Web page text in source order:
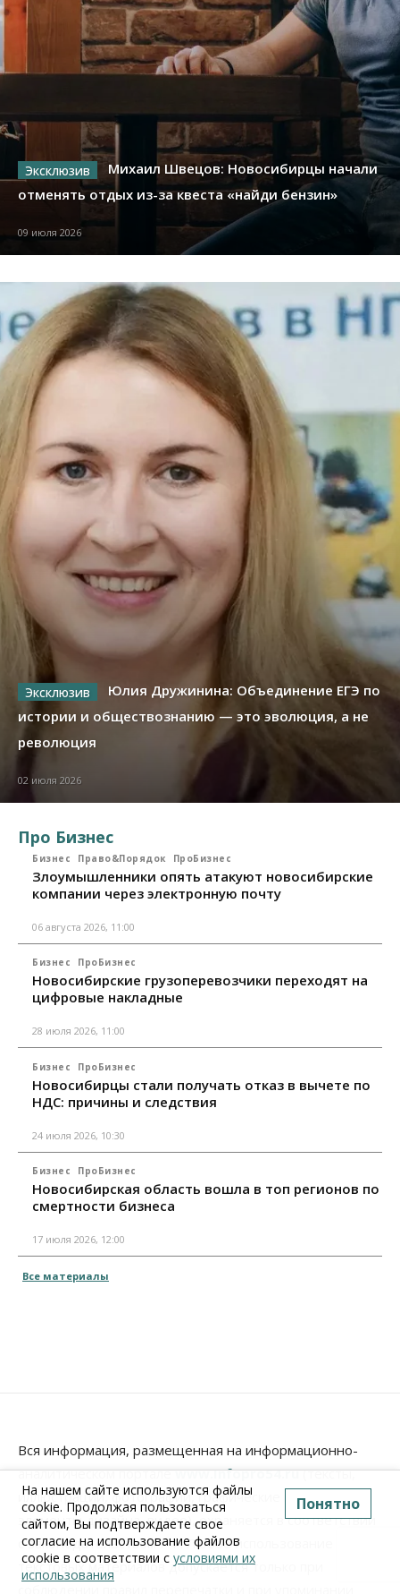
Михаил Швецов: Новосибирцы начали
отменять отдых из-за квеста «найди бензин»
09 июля 2026
Юлия Дружинина: Объединение ЕГЭ по
истории и обществознанию — это эволюция, а не
революция
02 июля 2026
Про Бизнес
Бизнес Право&Порядок ПроБизнес
Злоумышленники опять атакуют новосибирские
компании через электронную почту
06 августа 2026, 11:00
Бизнес ПроБизнес
Новосибирские грузоперевозчики переходят на
цифровые накладные
28 июля 2026, 11:00
Бизнес ПроБизнес
Новосибирцы стали получать отказ в вычете по
НДС: причины и следствия
24 июля 2026, 10:30
Бизнес ПроБизнес
Новосибирская область вошла в топ регионов по
смертности бизнеса
17 июля 2026, 12:00
Все материалы
Вся информация, размещенная на информационно-
аналитическом порталеwww.Infopro54.ru(тексты,
иллюстрации, фотографии, графические материалы,
элементы дизайна, видео), охраняется в соответствии
с законодательством РФ. Любое использование
текстовых материалов допускается только при
На нашем сайте используются файлы
cookie. Продолжая пользоваться
сайтом, Вы подтверждаете свое
согласие на использование файлов
cookie в соответствии с условиями их
использования
Понятно